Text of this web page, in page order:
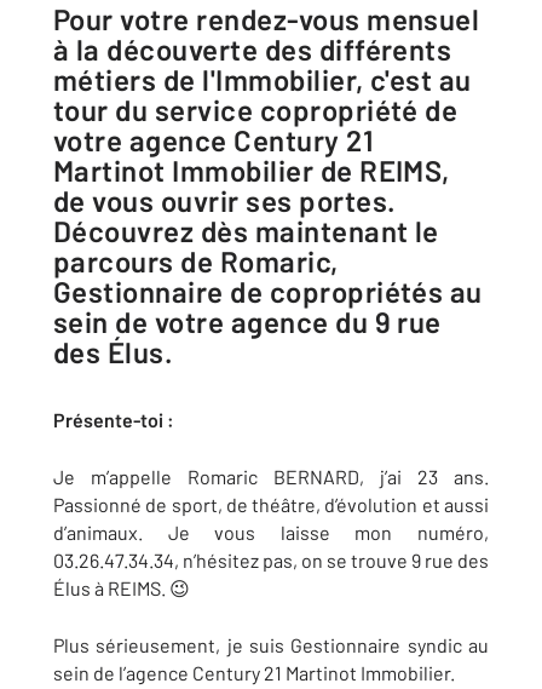
Pour votre rendez-vous mensuel
à la découverte des différents
métiers de l'Immobilier, c'est au
tour du service copropriété de
votre agence Century 21
Martinot Immobilier de REIMS,
de vous ouvrir ses portes.
Découvrez dès maintenant le
parcours de Romaric,
Gestionnaire de copropriétés au
sein de votre agence du 9 rue
des Élus.
Présente-toi :
Je m’appelle Romaric BERNARD, j’ai 23 ans.
Passionné de sport, de théâtre, d’évolution et aussi
d’animaux. Je vous laisse mon numéro,
03.26.47.34.34, n’hésitez pas, on se trouve 9 rue des
Élus à REIMS. 😉
Plus sérieusement, je suis Gestionnaire syndic au
sein de l’agence Century 21 Martinot Immobilier.